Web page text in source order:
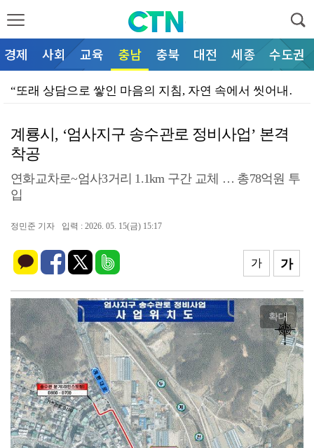
경제 사회 교육 충남 충북 대전 세종 수도권
“또래 상담으로 쌓인 마음의 지침, 자연 속에서 씻어내…
“진학 정보 격차, 공공 지원으로 메운다”… 천안시청소…
“철조망에 갇힌 야생 너구리 무사 구조”… 천안서북소방…
“불평등 컨트롤타워 구축으로 부의 재분배 실현”… 문진…
“전국 현충시설 돌며 광복의 의미 새긴다”… 독립기념관…
이동석 충주시장, 청년과 소통 '현장 밀착 DAY'
"주민 안전과 도심 경관, 직접 바꾼다"… 온양3동 주…
계룡시, ‘엄사지구 송수관로 정비사업’ 본격
착공
연화교차로~엄사3거리 1.1km 구간 교체 … 총78억원 투
입
정민준 기자 입력 : 2026. 05. 15(금) 15:17
가
가
확대